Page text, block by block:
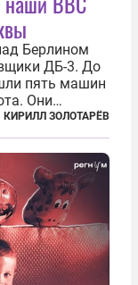
Берлином
ДБ-3. До
пять машин
Они
в тот момент
идет где-то
КИРИЛЛ ЗОЛОТАРЁВ